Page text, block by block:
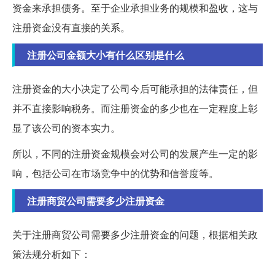
资金来承担债务。至于企业承担业务的规模和盈收，这与
注册资金没有直接的关系。
注册公司金额大小有什么区别是什么
注册资金的大小决定了公司今后可能承担的法律责任，但
并不直接影响税务。而注册资金的多少也在一定程度上彰
显了该公司的资本实力。
所以，不同的注册资金规模会对公司的发展产生一定的影
响，包括公司在市场竞争中的优势和信誉度等。
注册商贸公司需要多少注册资金
关于注册商贸公司需要多少注册资金的问题，根据相关政
策法规分析如下：